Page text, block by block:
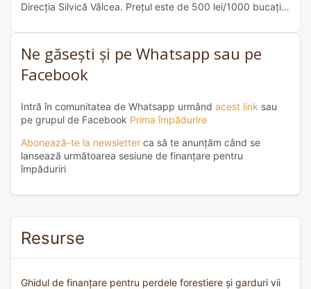
Direcția Silvică Vâlcea. Prețul este de 500 lei/1000 bucați
426
Ne găsești și pe Whatsapp sau pe
Facebook
Intră în comunitatea de Whatsapp urmând acest link sau
pe grupul de Facebook Prima împădurire
Abonează-te la newsletter ca să te anunțăm când se
lansează următoarea sesiune de finanțare pentru
împăduriri
Resurse
Ghidul de finanțare pentru perdele forestiere și garduri vii